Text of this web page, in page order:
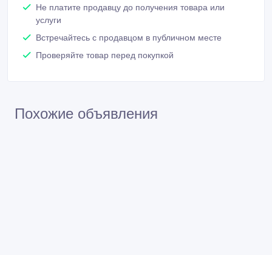
Не платите продавцу до получения товара или
услуги
Встречайтесь с продавцом в публичном месте
Проверяйте товар перед покупкой
Похожие объявления